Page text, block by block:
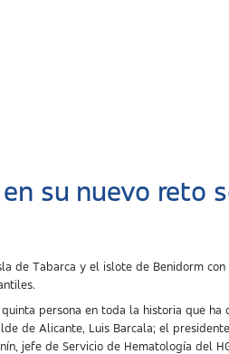
su nuevo reto
de Tabarca y el islote de Benidorm
persona en toda la historia que ha
de Alicante, Luis Barcala; el
jefe de Servicio de Hematología del